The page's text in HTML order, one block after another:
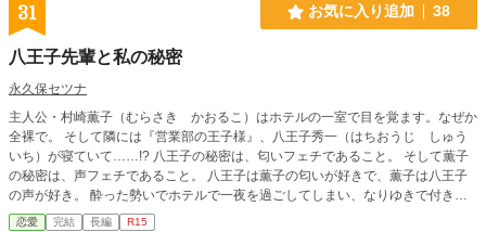
31 お気に入り追加 38
八王子先輩と私の秘密
永久保セツナ
主人公・村崎薫子（むらさき かおるこ）はホテルの一室で目を覚ます。なぜか
全裸で。 そして隣には『営業部の王子様』、八王子秀一（はちおうじ しゅう
いち）が寝ていて……!? 八王子の秘密は、匂いフェチであること。 そして薫子
の秘密は、声フェチであること。 八王子は薫子の匂いが好きで、薫子は八王子
の声が好き。 酔った勢いでホテルで一夜を過ごしてしまい、なりゆきで付き合
うことになってしまったが――？ 営業部のイケメン先輩と、経理部の普通女子
恋愛 完結 長編 R15